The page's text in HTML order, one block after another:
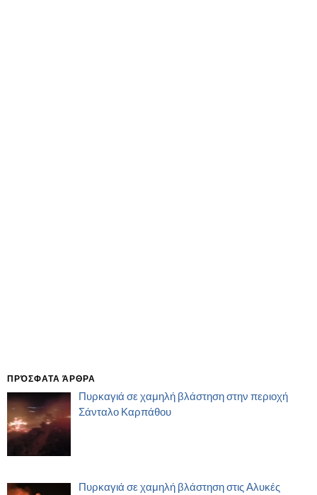
ΠΡΌΣΦΑΤΑ ΆΡΘΡΑ
Πυρκαγιά σε χαμηλή βλάστηση στην περιοχή
Σάνταλο Καρπάθου
Πυρκαγιά σε χαμηλή βλάστηση στις Αλυκές